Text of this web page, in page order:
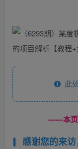
此处
------本
感谢您的来